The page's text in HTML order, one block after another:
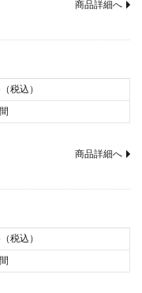
商品詳細へ
税込）
商品詳細へ
税込）